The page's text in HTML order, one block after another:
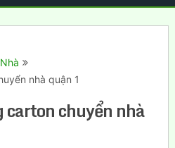
nhà quận 1
chuyển nhà